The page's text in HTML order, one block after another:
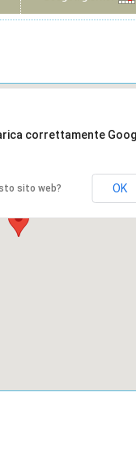
correttamente
sito web? OK